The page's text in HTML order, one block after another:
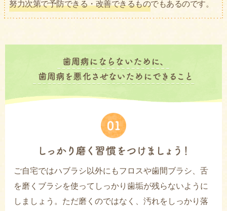
努力次第で予防できる・改善できるものでもあるのです。
ご自宅ではハブラシ以外にもフロスや歯間ブラシ、舌
を磨くブラシを使ってしっかり歯垢が残らないように
しましょう。ただ磨くのではなく、汚れをしっかり落